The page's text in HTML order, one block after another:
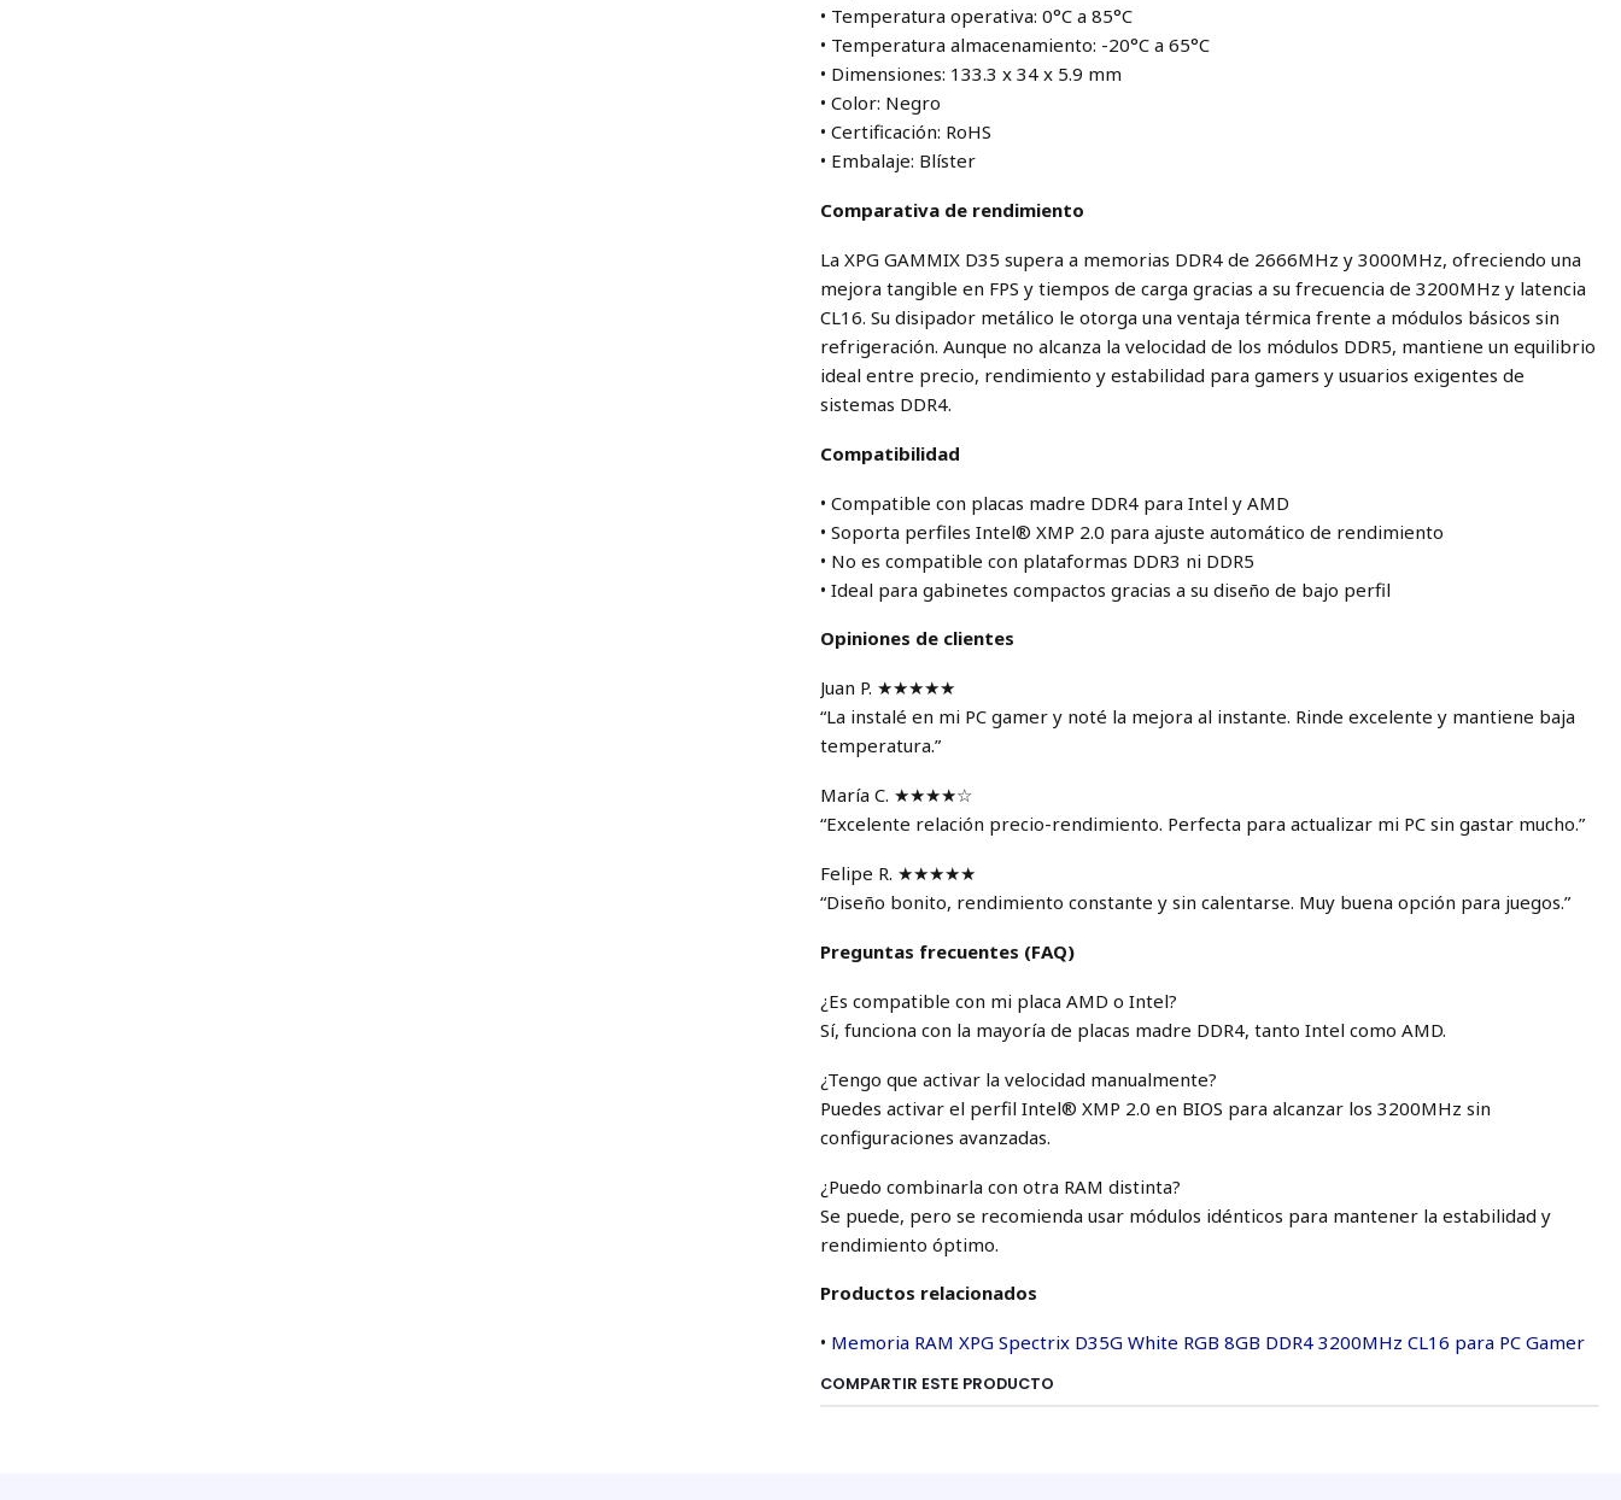
• Temperatura operativa: 0°C a 85°C
• Temperatura almacenamiento: -20°C a 65°C
• Dimensiones: 133.3 x 34 x 5.9 mm
• Color: Negro
• Certificación: RoHS
• Embalaje: Blíster
Comparativa de rendimiento
La XPG GAMMIX D35 supera a memorias DDR4 de 2666MHz y 3000MHz, ofreciendo una
mejora tangible en FPS y tiempos de carga gracias a su frecuencia de 3200MHz y latencia
CL16. Su disipador metálico le otorga una ventaja térmica frente a módulos básicos sin
refrigeración. Aunque no alcanza la velocidad de los módulos DDR5, mantiene un equilibrio
ideal entre precio, rendimiento y estabilidad para gamers y usuarios exigentes de
sistemas DDR4.
Compatibilidad
• Compatible con placas madre DDR4 para Intel y AMD
• Soporta perfiles Intel® XMP 2.0 para ajuste automático de rendimiento
• No es compatible con plataformas DDR3 ni DDR5
• Ideal para gabinetes compactos gracias a su diseño de bajo perfil
Opiniones de clientes
Juan P. ★★★★★
“La instalé en mi PC gamer y noté la mejora al instante. Rinde excelente y mantiene baja
temperatura.”
María C. ★★★★☆
“Excelente relación precio-rendimiento. Perfecta para actualizar mi PC sin gastar mucho.”
Felipe R. ★★★★★
“Diseño bonito, rendimiento constante y sin calentarse. Muy buena opción para juegos.”
Preguntas frecuentes (FAQ)
¿Es compatible con mi placa AMD o Intel?
Sí, funciona con la mayoría de placas madre DDR4, tanto Intel como AMD.
¿Tengo que activar la velocidad manualmente?
Puedes activar el perfil Intel® XMP 2.0 en BIOS para alcanzar los 3200MHz sin
configuraciones avanzadas.
¿Puedo combinarla con otra RAM distinta?
Se puede, pero se recomienda usar módulos idénticos para mantener la estabilidad y
rendimiento óptimo.
Productos relacionados
• Memoria RAM XPG Spectrix D35G White RGB 8GB DDR4 3200MHz CL16 para PC Gamer
COMPARTIR ESTE PRODUCTO